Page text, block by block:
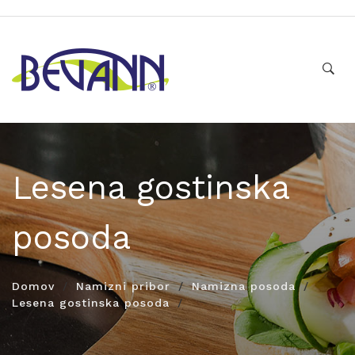
Lesena gostinska
posoda
Domov Namizni pribor
Namizna posoda
Lesena gostinska posoda